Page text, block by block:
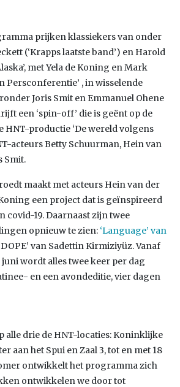
prijken klassiekers van onder
(‘Krapps laatste band’) en Harold
met Yela de Koning en Mark
Persconferentie’ , in wisselende
Joris Smit en Emmanuel Ohene
een ‘spin-off’ die is geënt op de
HNT-productie ‘De wereld volgens
acteurs Betty Schuurman, Hein van
Smit.
maakt met acteurs Hein van der
een project dat is geïnspireerd
covid-19. Daarnaast zijn twee
opnieuw te zien: ‘Language’ van
van Sadettin Kirmiziyüz. Vanaf
juni wordt alles twee keer per dag
en een avondeditie, vier dagen
alle drie de HNT-locaties: Koninklijke
aan het Spui en Zaal 3, tot en met 18
ontwikkelt het programma zich
ontwikkelen we door tot